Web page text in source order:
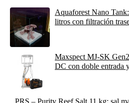
Aquaforest Nano
litros con filtración
Maxspect MJ-SK
DC con doble entrada
PRS – Purity Reef Salt 11 kg: sal